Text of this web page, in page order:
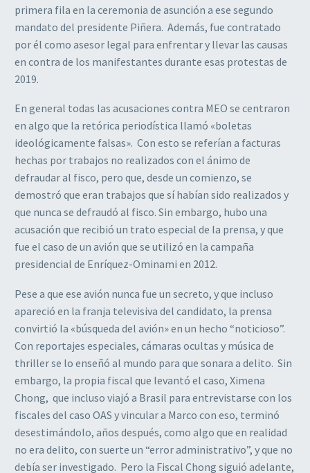
primera fila en la ceremonia de asunción a ese segundo
mandato del presidente Piñera. Además, fue contratado
por él como asesor legal para enfrentar y llevar las causas
en contra de los manifestantes durante esas protestas de
2019.
En general todas las acusaciones contra MEO se centraron
en algo que la retórica periodística llamó «boletas
ideológicamente falsas». Con esto se referían a facturas
hechas por trabajos no realizados con el ánimo de
defraudar al fisco, pero que, desde un comienzo, se
demostró que eran trabajos que sí habían sido realizados y
que nunca se defraudó al fisco. Sin embargo, hubo una
acusación que recibió un trato especial de la prensa, y que
fue el caso de un avión que se utilizó en la campaña
presidencial de Enríquez-Ominami en 2012.
Pese a que ese avión nunca fue un secreto, y que incluso
apareció en la franja televisiva del candidato, la prensa
convirtió la «búsqueda del avión» en un hecho “noticioso”.
Con reportajes especiales, cámaras ocultas y música de
thriller se lo enseñó al mundo para que sonara a delito. Sin
embargo, la propia fiscal que levantó el caso, Ximena
Chong, que incluso viajó a Brasil para entrevistarse con los
fiscales del caso OAS y vincular a Marco con eso, terminó
desestimándolo, años después, como algo que en realidad
no era delito, con suerte un “error administrativo”, y que no
debía ser investigado. Pero la Fiscal Chong siguió adelante,